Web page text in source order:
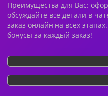
Преимущества для Вас:
обсуждайте все детали в
заказ онлайн на всех
бонусы за каждый заказ!